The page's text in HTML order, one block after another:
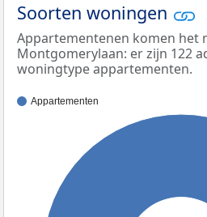
Soorten woningen
Appartementenen komen het
Montgomerylaan: er zijn 122
woningtype appartementen.
Appartementen